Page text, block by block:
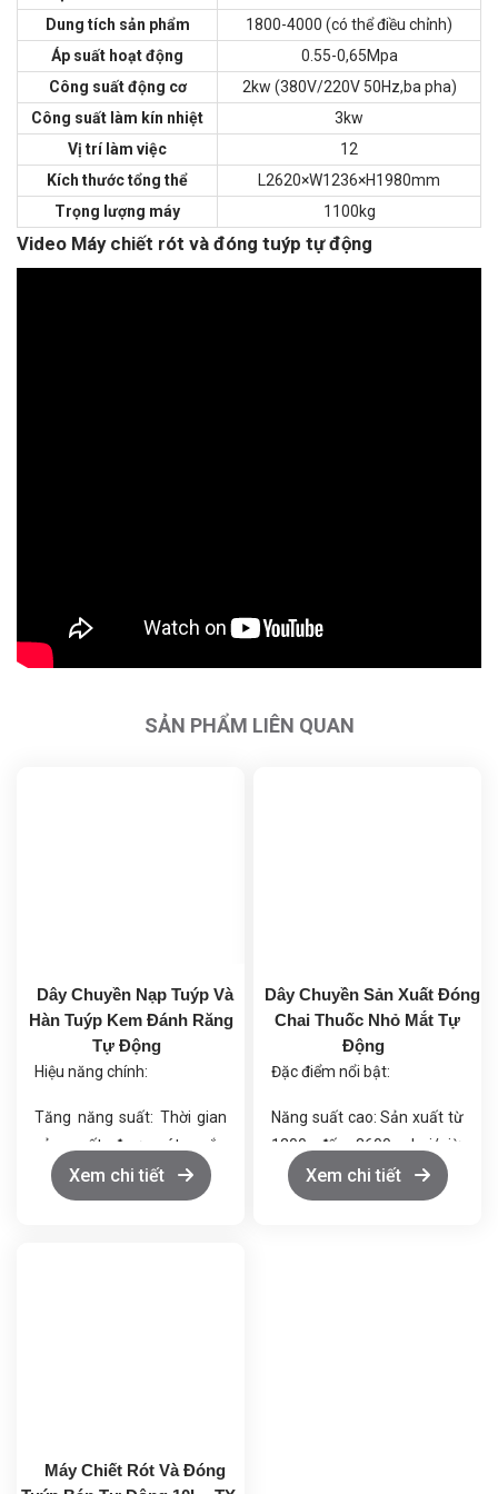
Dung tích sản phẩm
1800-4000 (có thể điều chỉnh)
Áp suất hoạt động
0.55-0,65Mpa
Công suất động cơ
2kw (380V/220V 50Hz,ba pha)
Công suất làm kín nhiệt
3kw
Vị trí làm việc
12
Kích thước tổng thể
L2620×W1236×H1980mm
Trọng lượng máy
1100kg
Video Máy chiết rót và đóng tuýp tự động
SẢN PHẨM LIÊN QUAN
Dây Chuyền Nạp Tuýp Và
Hàn Tuýp Kem Đánh Răng
Tự Động
Hiệu năng chính:
Tăng năng suất: Thời gian
sản xuất được rút ngắn
đáng kể.
Đảm bảo chất lượng sản
Xem chi tiết
Dây Chuyền Sản Xuất Đóng
Chai Thuốc Nhỏ Mắt Tự
Động
Đặc điểm nổi bật:
Năng suất cao: Sản xuất từ
1200 đến 3600 chai/giờ,
phù hợp với nhu cầu sản
xuất lớn.
Xem chi tiết
Máy Chiết Rót Và Đóng